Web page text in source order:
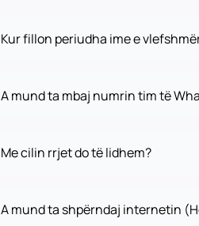
Kur fillon periudha ime e
A mund ta mbaj numrin tim të
Me cilin rrjet do të lidhem?
A mund ta shpërndaj internetin